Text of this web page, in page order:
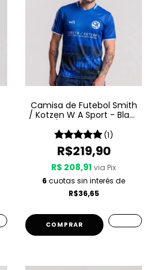
Camisa de Futebol Smith
/ Kotzen W A Sport - Black
(1)
R$219,90
R$ 208,91 via Pix
6 cuotas sin interés de
R$36,65
COMPRAR